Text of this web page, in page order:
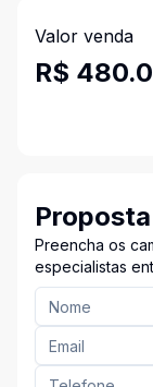
Valor venda
R$
Proposta
Preencha os
especialistas